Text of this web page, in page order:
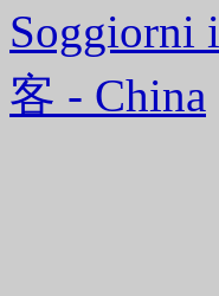
Soggiorni
客 - China